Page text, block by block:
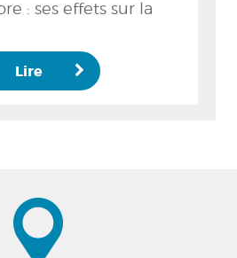
: ses effets sur la
Lire